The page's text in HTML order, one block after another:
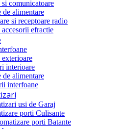
comunicatoare
de alimentare
si receptoare radio
efractie
interioare
de alimentare
interfoane
usi de Garaj
porti Culisante
porti Batante